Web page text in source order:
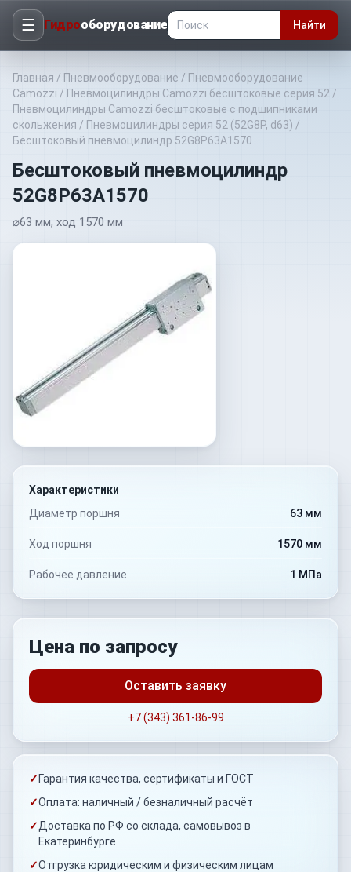
☰ Гидрооборудование Найти
Главная / Пневмооборудование / Пневмооборудование
Camozzi / Пневмоцилиндры Camozzi бесштоковые серия 52 /
Пневмоцилиндры Camozzi бесштоковые с подшипниками
скольжения / Пневмоцилиндры серия 52 (52G8P, d63) /
Бесштоковый пневмоцилиндр 52G8P63A1570
Бесштоковый пневмоцилиндр
52G8P63A1570
⌀63 мм, ход 1570 мм
Характеристики
Диаметр поршня
63 мм
Ход поршня 1570 мм
Рабочее давление 1 МПа
Цена по запросу
Оставить заявку
+7 (343) 361-86-99
✓ Гарантия качества, сертификаты и ГОСТ
✓Оплата: наличный / безналичный расчёт
✓Доставка по РФ со склада, самовывоз в
Екатеринбурге
✓Отгрузка юридическим и физическим лицам